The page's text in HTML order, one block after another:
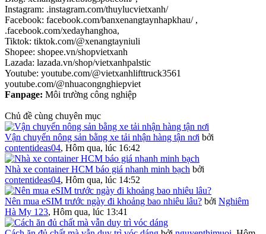
Instagram: .instagram.com/thuylucvietxanh/
Facebook: facebook.com/banxenangtaynhapkhau/ ,
.facebook.com/xedayhanghoa,
Tiktok: tiktok.com/@xenangtayniuli
Shopee: shopee.vn/shopvietxanh
Lazada: lazada.vn/shop/vietxanhpalstic
Youtube: youtube.com/@vietxanhlifttruck3561
youtube.com/@nhuacongnghiepviet
Fanpage: Môi trường công nghiệp
Chủ đề cùng chuyên mục
Vận chuyển nông sản bằng xe tải nhận hàng tận nơi bởi
contentideas04, Hôm qua, lúc 16:42
Nhà xe container HCM báo giá nhanh minh bạch bởi
contentideas04, Hôm qua, lúc 14:52
Nên mua eSIM trước ngày đi khoảng bao nhiêu lâu? bởi Nghiêm
Hà My 123, Hôm qua, lúc 13:41